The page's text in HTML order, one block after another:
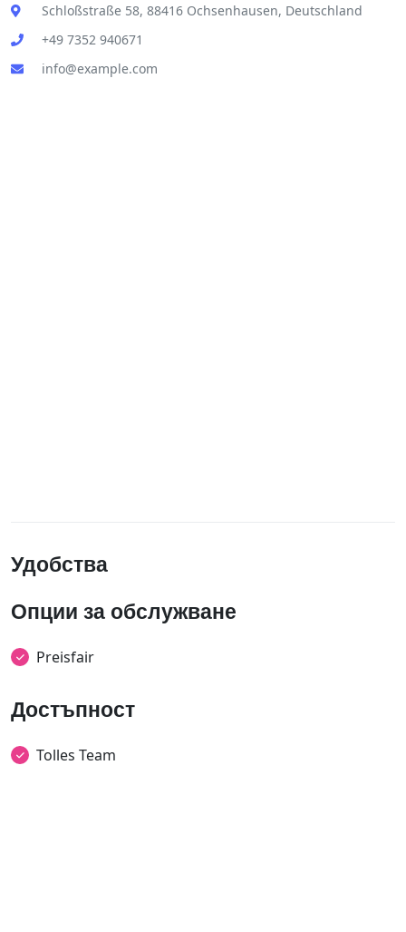
Schloßstraße 58, 88416 Ochsenhausen, Deutschland
+49 7352 940671
info@example.com
Удобства
Опции за обслужване
Preisfair
Достъпност
Tolles Team